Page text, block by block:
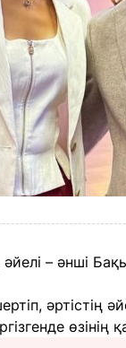
– әнші
әртістің